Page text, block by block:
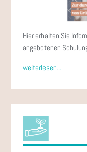
Hier erhalten Sie
angebotenen
weiterlesen...